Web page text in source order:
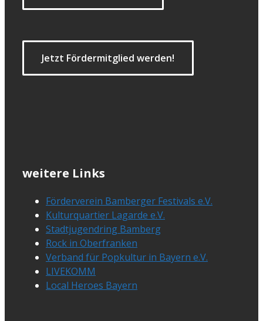
Jetzt Fördermitglied werden!
weitere Links
Förderverein Bamberger Festivals e.V.
Kulturquartier Lagarde e.V.
Stadtjugendring Bamberg
Rock in Oberfranken
Verband für Popkultur in Bayern e.V.
LIVEKOMM
Local Heroes Bayern